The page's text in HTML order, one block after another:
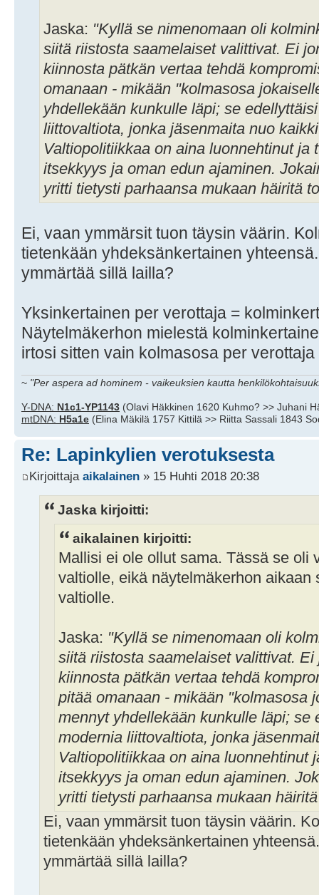
Jaska: "Kyllä se nimenomaan oli
siitä riistosta saamelaiset valittivat. Ei
kiinnosta pätkän vertaa tehdä
omanaan - mikään "kolmasosa
yhdellekään kunkulle läpi; se
liittovaltiota, jonka jäsenmaita nuo
Valtiopolitiikkaa on aina luonnehtinut ja
itsekkyys ja oman edun ajaminen.
yritti tietysti parhaansa mukaan häiritä
Ei, vaan ymmärsit tuon täysin väärin.
tietenkään yhdeksänkertainen
ymmärtää sillä lailla?
Yksinkertainen per verottaja =
Näytelmäkerhon mielestä
irtosi sitten vain kolmasosa per
~ "Per aspera ad hominem - vaikeuksien kautta
Y-DNA: N1c1-YP1143 (Olavi Häkkinen 1620 Kuhmo? >> Juhani
mtDNA: H5a1e (Elina Mäkilä 1757 Kittilä >> Riitta Sassali 1843
Re: Lapinkylien verotuksesta
Kirjoittaja aikalainen » 15 Huhti 2018 20:38
Jaska kirjoitti:
aikalainen kirjoitti:
Mallisi ei ole ollut sama. Tässä se oli
valtiolle, eikä näytelmäkerhon aikaan
valtiolle.
Jaska: "Kyllä se nimenomaan oli
siitä riistosta saamelaiset valittivat.
kiinnosta pätkän vertaa tehdä
pitää omanaan - mikään "kolmasosa
mennyt yhdellekään kunkulle läpi; se
modernia liittovaltiota, jonka
Valtiopolitiikkaa on aina luonnehtinut
itsekkyys ja oman edun ajaminen.
yritti tietysti parhaansa mukaan
Ei, vaan ymmärsit tuon täysin väärin.
tietenkään yhdeksänkertainen
ymmärtää sillä lailla?